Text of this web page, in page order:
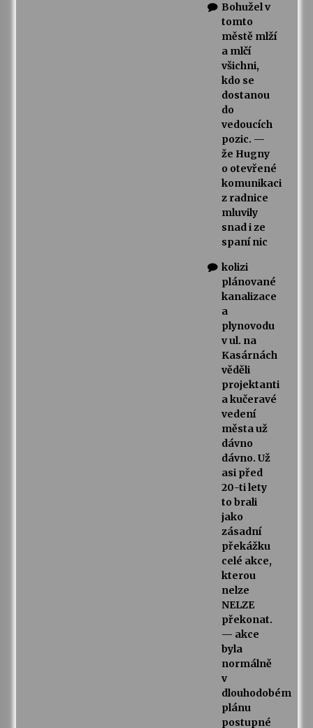
Bohužel v
tomto
městě mlží
a mlčí
všichni,
kdo se
dostanou
do
vedoucích
pozic. —
že Hugny
o otevřené
komunikaci
z radnice
mluvily
snad i ze
spaní nic
kolizi
plánované
kanalizace
a
plynovodu
v ul. na
Kasárnách
věděli
projektanti
a kučeravé
vedení
města už
dávno
dávno. Už
asi před
20-ti lety
to brali
jako
zásadní
překážku
celé akce,
kterou
nelze
NELZE
překonat.
— akce
byla
normálně
v
dlouhodobém
plánu
postupné